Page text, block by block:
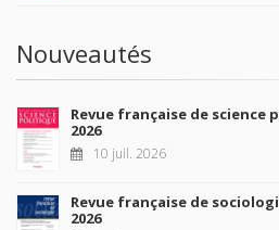
Nouveautés
Revue française de science
2026
10 juil. 2026
Revue française de
2026